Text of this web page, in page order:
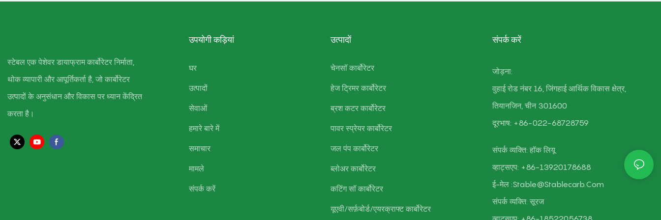
स्टेबल एक पेशेवर डायाफ्राम कार्बोरेटर निर्माता,
थोक व्यापारी और आपूर्तिकर्ता है, जो कार्बोरेटर
उत्पादों के अनुसंधान और विकास पर ध्यान केंद्रित
करता है।
उपयोगी कड़ियां
घर
उत्पादों
सेवाओं
हमारे बारे में
समाचार
मामले
संपर्क करें
उत्पादों
चेनसॉ कार्बोरेटर
हेज ट्रिमर कार्बोरेटर
ब्रश कटर कार्बोरेटर
पावर स्प्रेयर कार्बोरेटर
जल पंप कार्बोरेटर
ब्लोअर कार्बोरेटर
कटिंग सॉ कार्बोरेटर
यूएवी/सर्फ़बोर्ड/एयरक्राफ्ट कार्बोरेटर
संपर्क करें
जोड़ना:
वुहाई रोड नंबर 16, जिंगहाई आर्थिक विकास क्षेत्र,
तियानजिन, चीन 301600
दूरभाष: +86-022-68728759
संपर्क व्यक्ति: हॉक लियू
व्हाट्सएप: +86-13920178688
ई-मेल :Stable@stablecarb.com
संपर्क व्यक्ति: सूरज